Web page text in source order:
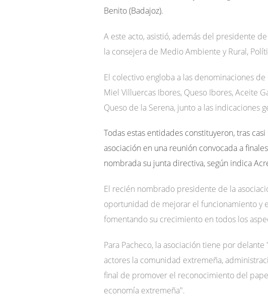
Benito (Badajoz).
A este acto, asistió, además del presidente
la consejera de Medio Ambiente y Rural,
El colectivo engloba a las denominaciones
Miel Villuercas Ibores, Queso Ibores, Aceite
Queso de la Serena, junto a las indicaciones
Todas estas entidades constituyeron, tras
asociación en una reunión convocada a
nombrada su junta directiva, según indica
El recién nombrado presidente de la
oportunidad de mejorar el funcionamiento y
fomentando su crecimiento en todos los
Para Pacheco, la asociación tiene por
actores la comunidad extremeña,
final de promover el reconocimiento del
economía extremeña".